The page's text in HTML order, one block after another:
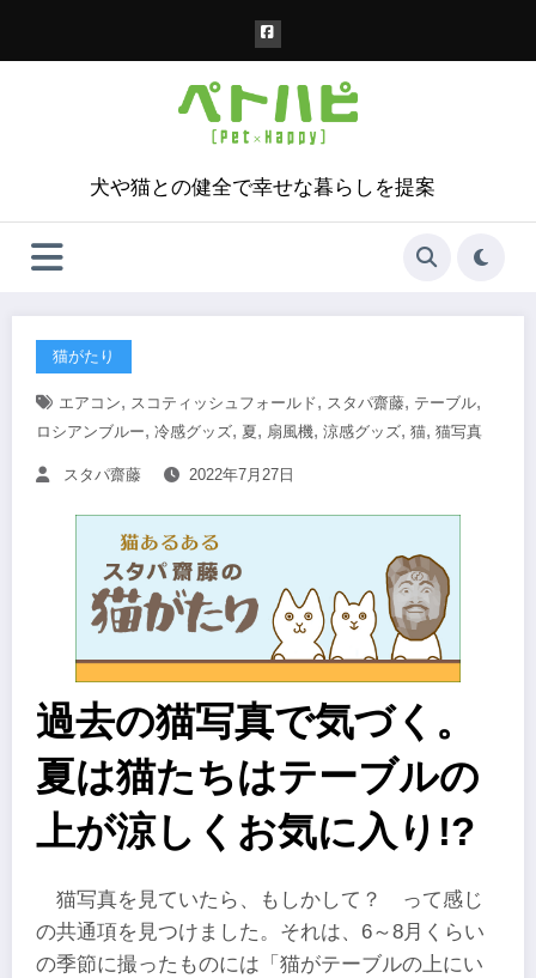
犬や猫との健全で幸せな暮らしを提案
猫がたり
エアコン, スコティッシュフォールド, スタパ齋藤, テーブル,
ロシアンブルー, 冷感グッズ, 夏, 扇風機, 涼感グッズ, 猫, 猫写真
スタパ齋藤 2022年7月27日
過去の猫写真で気づく。
夏は猫たちはテーブルの
上が涼しくお気に入り!?
猫写真を見ていたら、もしかして？ って感じ
の共通項を見つけました。それは、6～8月くらい
の季節に撮ったものには「猫がテーブルの上にい